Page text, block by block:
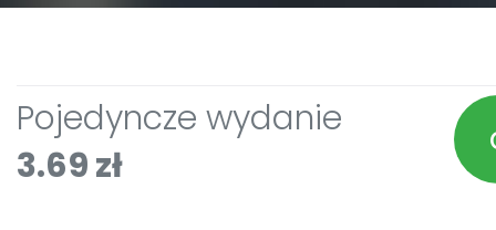
Pojedyncze wydanie
3.69 zł